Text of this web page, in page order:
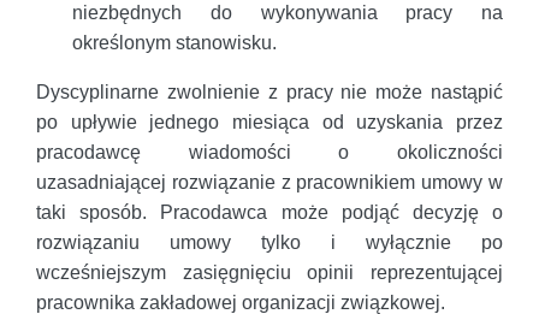
niezbędnych do wykonywania pracy na
określonym stanowisku.
Dyscyplinarne zwolnienie z pracy nie może nastąpić
po upływie jednego miesiąca od uzyskania przez
pracodawcę wiadomości o okoliczności
uzasadniającej rozwiązanie z pracownikiem umowy w
taki sposób. Pracodawca może podjąć decyzję o
rozwiązaniu umowy tylko i wyłącznie po
wcześniejszym zasięgnięciu opinii reprezentującej
pracownika zakładowej organizacji związkowej.